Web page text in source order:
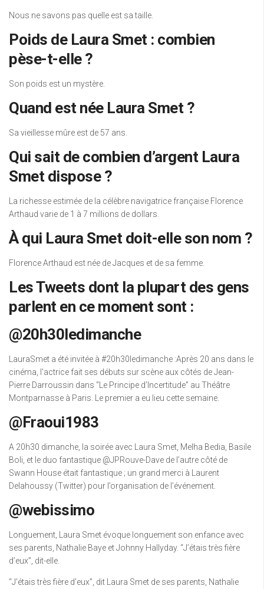
Nous ne savons pas quelle est sa taille.
Poids de Laura Smet : combien
pèse-t-elle ?
Son poids est un mystère.
Quand est née Laura Smet ?
Sa vieillesse mûre est de 57 ans.
Qui sait de combien d’argent Laura
Smet dispose ?
La richesse estimée de la célèbre navigatrice française Florence
Arthaud varie de 1 à 7 millions de dollars.
À qui Laura Smet doit-elle son nom ?
Florence Arthaud est née de Jacques et de sa femme.
Les Tweets dont la plupart des gens
parlent en ce moment sont :
@20h30ledimanche
LauraSmet a été invitée à #20h30ledimanche :Après 20 ans dans le
cinéma, l’actrice fait ses débuts sur scène aux côtés de Jean-
Pierre Darroussin dans “Le Principe d’Incertitude” au Théâtre
Montparnasse à Paris. Le premier a eu lieu cette semaine.
@Fraoui1983
A 20h30 dimanche, la soirée avec Laura Smet, Melha Bedia, Basile
Boli, et le duo fantastique @JPRouve-Dave de l’autre côté de
Swann House était fantastique ; un grand merci à Laurent
Delahoussy (Twitter) pour l’organisation de l’événement.
@webissimo
Longuement, Laura Smet évoque longuement son enfance avec
ses parents, Nathalie Baye et Johnny Hallyday. “J’étais très fière
d’eux”, dit-elle.
“J’étais très fière d’eux”, dit Laura Smet de ses parents, Nathalie